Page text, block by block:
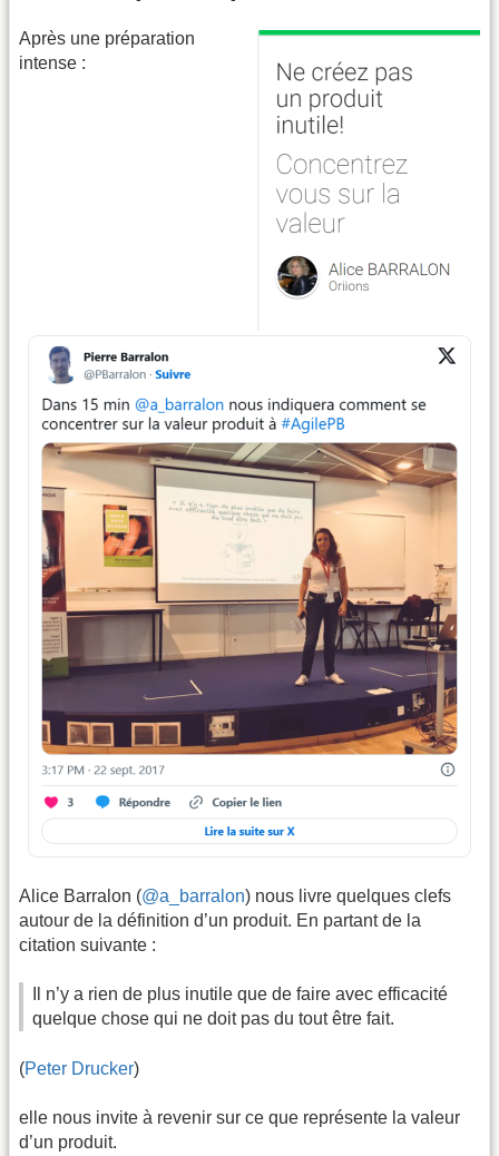
Après une préparation
intense :
Alice Barralon (@a_barralon) nous livre quelques clefs
autour de la définition d’un produit. En partant de la
citation suivante :
Il n’y a rien de plus inutile que de faire avec efficacité
quelque chose qui ne doit pas du tout être fait.
(Peter Drucker)
elle nous invite à revenir sur ce que représente la valeur
d’un produit.